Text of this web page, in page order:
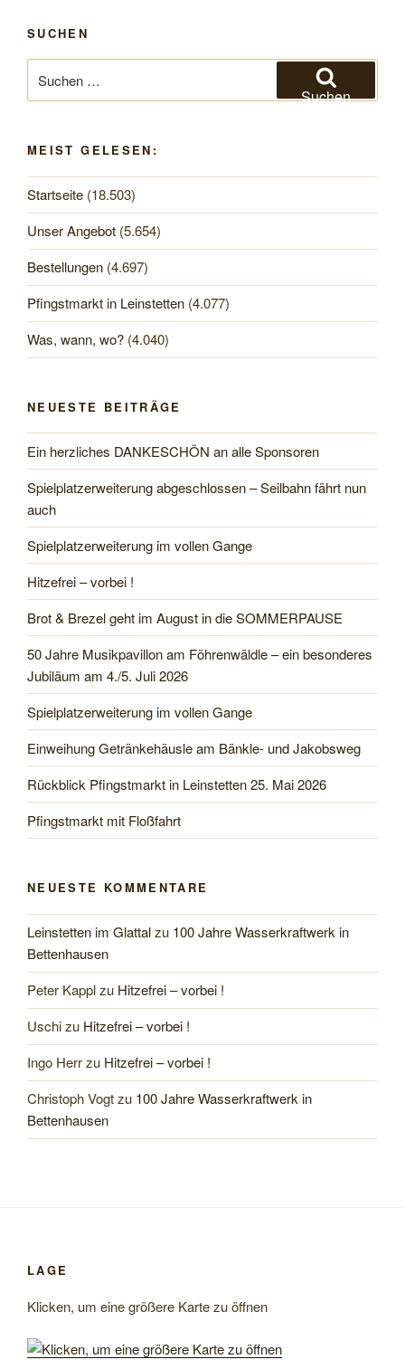
SUCHEN
nach:
Suchen
MEIST GELESEN:
Startseite (18.503)
Unser Angebot (5.654)
Bestellungen (4.697)
Pfingstmarkt in Leinstetten (4.077)
Was, wann, wo? (4.040)
NEUESTE BEITRÄGE
Ein herzliches DANKESCHÖN an alle Sponsoren
Spielplatzerweiterung abgeschlossen – Seilbahn fährt nun
auch
Spielplatzerweiterung im vollen Gange
Hitzefrei – vorbei !
Brot & Brezel geht im August in die SOMMERPAUSE
50 Jahre Musikpavillon am Föhrenwäldle – ein besonderes
Jubiläum am 4./5. Juli 2026
Spielplatzerweiterung im vollen Gange
Einweihung Getränkehäusle am Bänkle- und Jakobsweg
Rückblick Pfingstmarkt in Leinstetten 25. Mai 2026
Pfingstmarkt mit Floßfahrt
NEUESTE KOMMENTARE
Leinstetten im Glattalzu 100 Jahre Wasserkraftwerk in
Bettenhausen
Peter Kapplzu Hitzefrei – vorbei !
Uschizu Hitzefrei – vorbei !
Ingo Herrzu Hitzefrei – vorbei !
Christoph Vogtzu 100 Jahre Wasserkraftwerk in
Bettenhausen
LAGE
Klicken, um eine größere Karte zu öffnen